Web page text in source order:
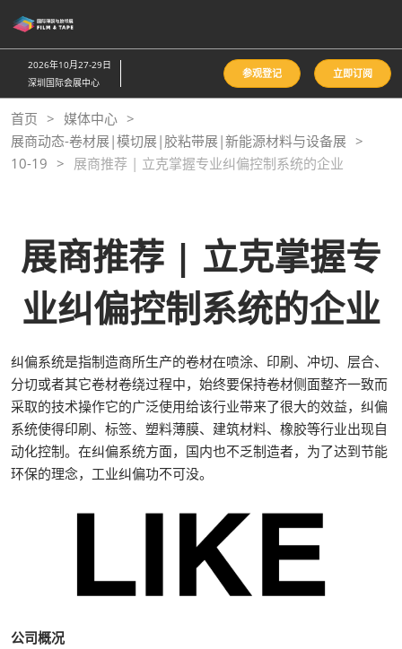
接
跳
至
内
容
2026年10月27-29日
深圳国际会展中心
参观登记 立即订阅
首页
媒体中心
展商动态-卷材展|模切展|胶粘带展|新能源材料与设备展
10-19
展商推荐 | 立克掌握专业纠偏控制系统的企业
展商推荐 | 立克掌握专
业纠偏控制系统的企业
纠偏系统是指制造商所生产的卷材在喷涂、印刷、冲切、层合、
分切或者其它卷材卷绕过程中，始终要保持卷材侧面整齐一致而
采取的技术操作它的广泛使用给该行业带来了很大的效益，纠偏
系统使得印刷、标签、塑料薄膜、建筑材料、橡胶等行业出现自
动化控制。在纠偏系统方面，国内也不乏制造者，为了达到节能
环保的理念，工业纠偏功不可没。
公司概况